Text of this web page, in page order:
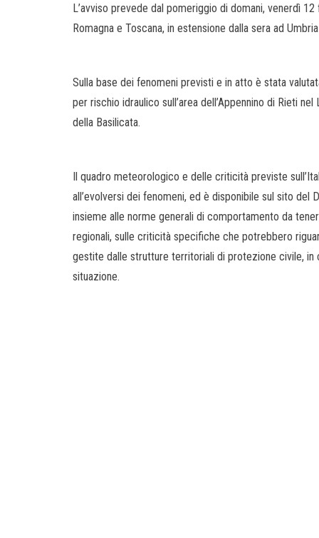
L’avviso prevede dal pomeriggio di domani, venerdì
Romagna e Toscana, in estensione dalla sera ad
Sulla base dei fenomeni previsti e in atto è stata
per rischio idraulico sull’area dell’Appennino di Rieti
della Basilicata.
Il quadro meteorologico e delle criticità previste
all’evolversi dei fenomeni, ed è disponibile sul sito
insieme alle norme generali di comportamento da
regionali, sulle criticità specifiche che potrebbero
gestite dalle strutture territoriali di protezione civile, in
situazione.